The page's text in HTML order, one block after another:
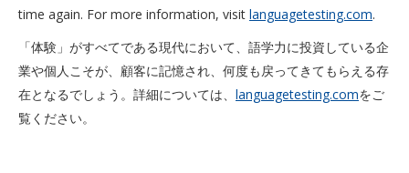
time again. For more information, visit languagetesting.com.
「体験」がすべてである現代において、語学力に投資している企
業や個人こそが、顧客に記憶され、何度も戻ってきてもらえる存
在となるでしょう。詳細については、 languagetesting.comをご
覧ください。